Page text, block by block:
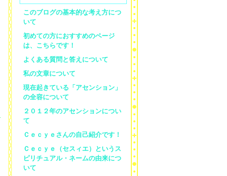
このブログの基本的な考え方につ
いて
初めての方におすすめのページ
は、こちらです！
よくある質問と答えについて
私の文章について
現在起きている「アセンション」
の全容について
２０１２年のアセンションについ
て
Ｃｅｃｙｅさんの自己紹介です！
Ｃｅｃｙｅ（セスィエ）というス
ピリチュアル・ネームの由来につ
いて